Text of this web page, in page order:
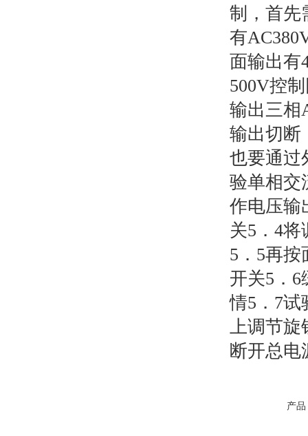
制，首先
有
面输出有
500V控
输出三相
输出切断
也要通过
验单相交
作电压输
关5．4
5．5再
开关5．
情5．7试
上调节旋
断开总电
产品